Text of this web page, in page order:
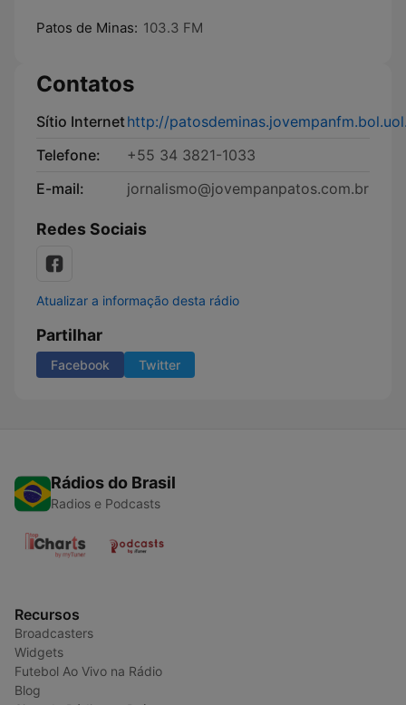
Patos de Minas: 103.3 FM
Contatos
Sítio Internethttp://
Telefone:
+55 34 3821-1033
E-mail:
jornalismo@jovempanpatos.com.br
Redes Sociais
Atualizar a informação desta rádio
Partilhar
Facebook Twitter
Rádios do Brasil
Radios e Podcasts
Recursos
Broadcasters
Widgets
Futebol Ao Vivo na Rádio
Blog